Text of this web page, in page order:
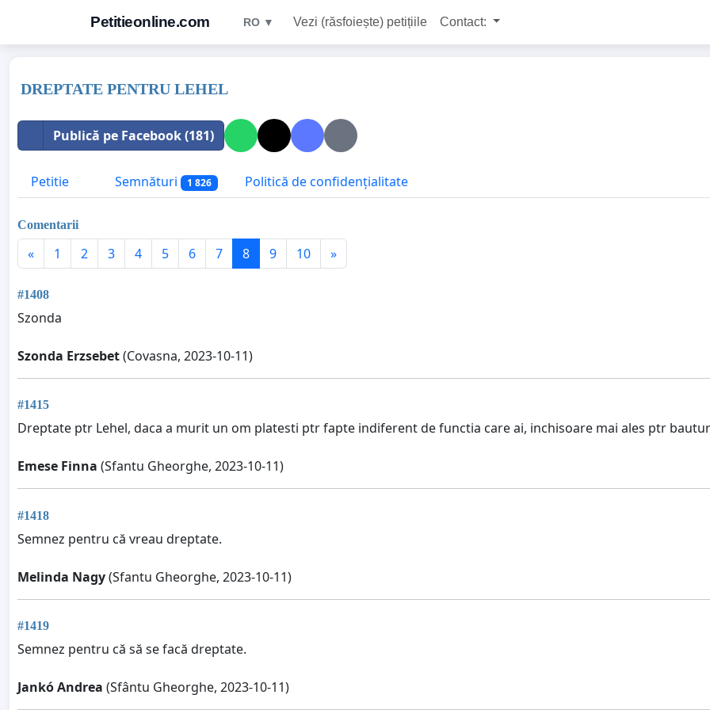
Petitieonline.com RO ▼ Vezi (răsfoiește) petițiile Contact:
DREPTATE PENTRU LEHEL
Publică pe Facebook (181)
Petitie Semnături 1 826 Politică de confidențialitate
Comentarii
« 1 2 3 4 5 6 7 8 9 10 »
#1408
Szonda
Szonda Erzsebet(Covasna, 2023-10-11)
#1415
Dreptate ptr Lehel, daca a murit un om platesti ptr fapte indiferent de functia care ai, inchisoare mai ales ptr
Emese Finna (Sfantu Gheorghe, 2023-10-11)
#1418
Semnez pentru că vreau dreptate.
Melinda Nagy(Sfantu Gheorghe, 2023-10-11)
#1419
Semnez pentru că să se facă dreptate.
Jankó Andrea (Sfântu Gheorghe, 2023-10-11)